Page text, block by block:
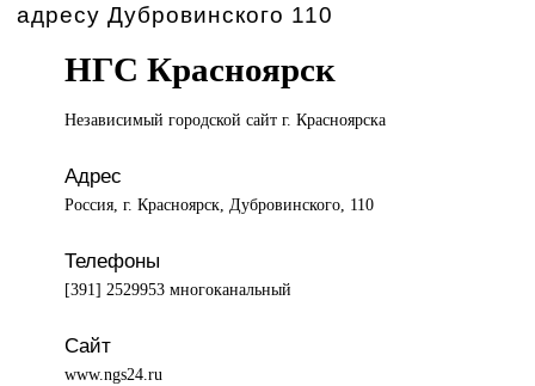
адресу Дубровинского 110
НГС Красноярск
Независимый городскойсайт г. Красноярска
Адрес
Россия, г. Красноярск, Дубровинского, 110
Телефоны
[391] 2529953 многоканальный
Сайт
www.ngs24.ru